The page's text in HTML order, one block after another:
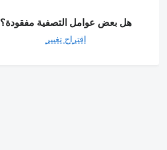
هل بعض عوامل التصفية مفقودة؟
اقتراح تغيير